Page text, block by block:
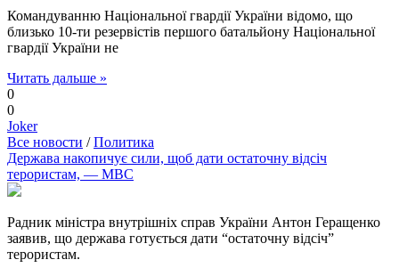
Командуванню Національної гвардії України відомо, що
близько 10-ти резервістів першого батальйону Національної
гвардії України не
Читать дальше »
0
0
Joker
Все новости /Политика
Держава накопичує сили, щоб дати остаточну відсіч
терористам, — МВС
Радник міністра внутрішніх справ України Антон Геращенко
заявив, що держава готується дати “остаточну відсіч”
терористам.